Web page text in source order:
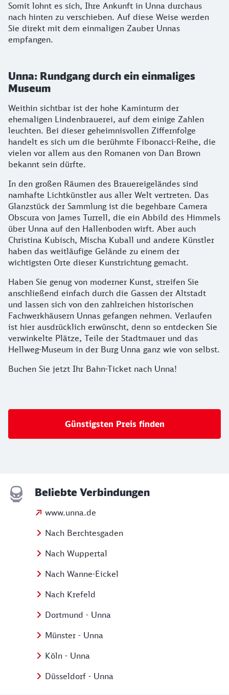
Somit lohnt es sich, Ihre Ankunft in Unna durchaus
nach hinten zu verschieben. Auf diese Weise werden
Sie direkt mit dem einmaligen Zauber Unnas
empfangen.
Unna: Rundgang durch ein einmaliges
Museum
Weithin sichtbar ist der hohe Kaminturm der
ehemaligen Lindenbrauerei, auf dem einige Zahlen
leuchten. Bei dieser geheimnisvollen Ziffernfolge
handelt es sich um die berühmte Fibonacci-Reihe, die
vielen vor allem aus den Romanen von Dan Brown
bekannt sein dürfte.
In den großen Räumen des Brauereigeländes sind
namhafte Lichtkünstler aus aller Welt vertreten. Das
Glanzstück der Sammlung ist die begehbare Camera
Obscura von James Turrell, die ein Abbild des Himmels
über Unna auf den Hallenboden wirft. Aber auch
Christina Kubisch, Mischa Kuball und andere Künstler
haben das weitläufige Gelände zu einem der
wichtigsten Orte dieser Kunstrichtung gemacht.
Haben Sie genug von moderner Kunst, streifen Sie
anschließend einfach durch die Gassen der Altstadt
und lassen sich von den zahlreichen historischen
Fachwerkhäusern Unnas gefangen nehmen. Verlaufen
ist hier ausdrücklich erwünscht, denn so entdecken Sie
verwinkelte Plätze, Teile der Stadtmauer und das
Hellweg-Museum in der Burg Unna ganz wie von selbst.
Buchen Sie jetzt Ihr Bahn-Ticket nach Unna!
Günstigsten Preis finden
Beliebte Verbindungen
www.unna.de
Nach Berchtesgaden
Nach Wuppertal
Nach Wanne-Eickel
Nach Krefeld
Dortmund - Unna
Münster - Unna
Köln - Unna
Düsseldorf - Unna